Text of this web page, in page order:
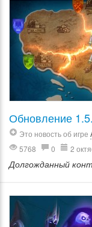
Обновление
Это новость об игре
5768
0 2
Долгожданный